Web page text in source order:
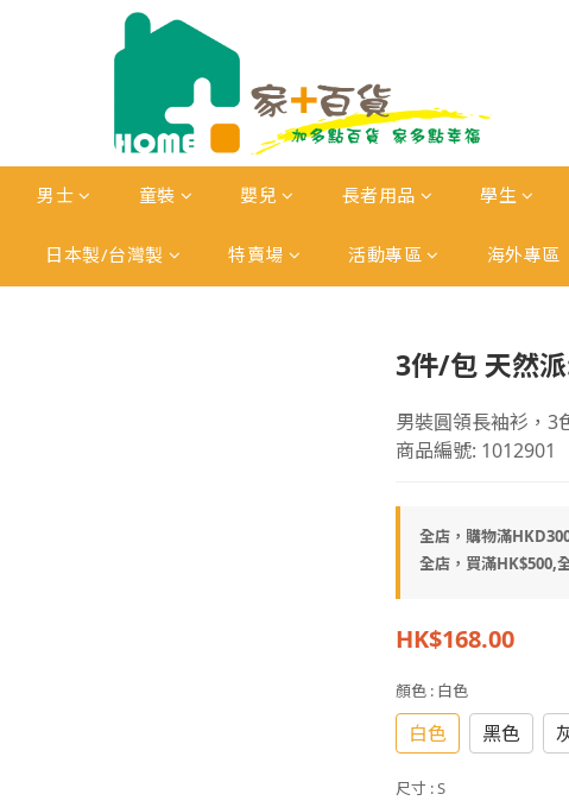
男士 童裝 嬰兒 長者用品 學生
日本製/台灣製 特賣場 活動專區 海外專區
3件/包 天然
男裝圓領長袖衫，3
商品編號: 1012901
全店，購物滿
全店，買滿HK$500,
HK$168.00
顏色 : 白色
白色 黑色
尺寸 : S